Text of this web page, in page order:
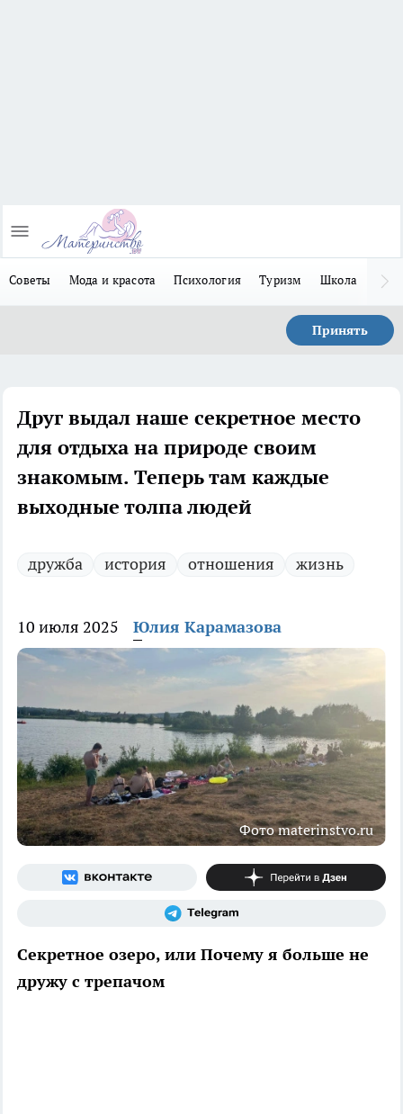
Советы Мода и красота Психология Туризм Школа
Принять
Друг выдал наше секретное место
для отдыха на природе своим
знакомым. Теперь там каждые
выходные толпа людей
дружба история отношения жизнь
10 июля 2025 Юлия Карамазова
Фото materinstvo.ru
Секретное озеро, или Почему я больше не
дружу с трепачом